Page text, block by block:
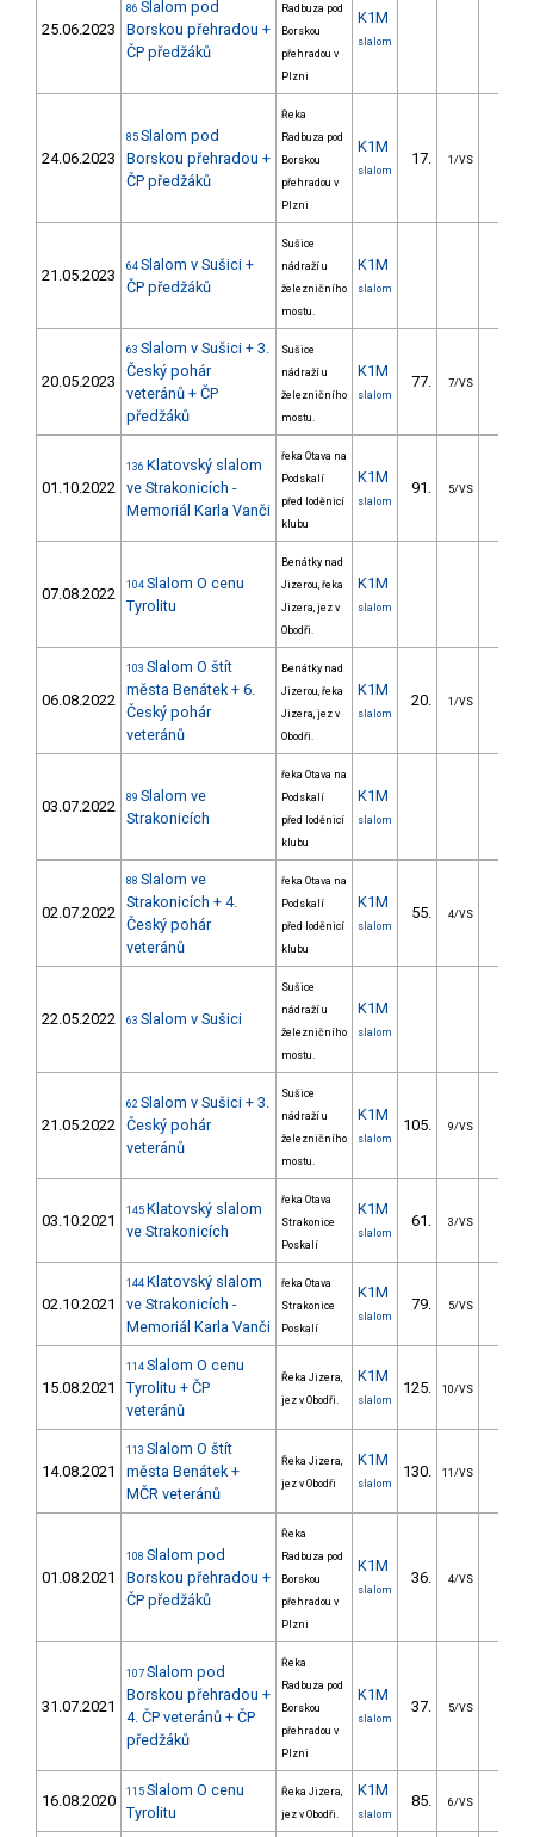
25.06.2023
86 Slalom pod
Borskou přehradou +
ČP předžáků
Radbuza pod
Borskou
přehradou v
Plzni
K1M
slalom
24.06.2023
85 Slalom pod
Borskou přehradou +
ČP předžáků
Řeka
Radbuza pod
Borskou
přehradou v
Plzni
K1M
slalom
17. 1/VS
21.05.2023 64 Slalom v Sušici +
ČP předžáků
Sušice
nádraží u
železničního
mostu.
K1M
slalom
20.05.2023
63 Slalom v Sušici + 3.
Český pohár
veteránů + ČP
předžáků
Sušice
nádraží u
železničního
mostu.
K1M
slalom
77. 7/VS
01.10.2022
136 Klatovský slalom
ve Strakonicích -
Memoriál Karla Vanči
řeka Otava na
Podskalí
před loděnicí
klubu
K1M
slalom
91. 5/VS
07.08.2022 104 Slalom O cenu
Tyrolitu
Benátky nad
Jizerou, řeka
Jizera, jez v
Obodři.
K1M
slalom
06.08.2022
103 Slalom O štít
města Benátek + 6.
Český pohár
veteránů
Benátky nad
Jizerou, řeka
Jizera, jez v
Obodři.
K1M
slalom
20. 1/VS
03.07.2022 89 Slalom ve
Strakonicích
řeka Otava na
Podskalí
před loděnicí
klubu
K1M
slalom
02.07.2022
88 Slalom ve
Strakonicích + 4.
Český pohár
veteránů
řeka Otava na
Podskalí
před loděnicí
klubu
K1M
slalom
55. 4/VS
22.05.2022 63 Slalom v Sušici
Sušice
nádraží u
železničního
mostu.
K1M
slalom
21.05.2022
62 Slalom v Sušici + 3.
Český pohár
veteránů
Sušice
nádraží u
železničního
mostu.
K1M
slalom
105. 9/VS
03.10.2021
145 Klatovský slalom
ve Strakonicích
řeka Otava
Strakonice
Poskalí
K1M
slalom
61. 3/VS
02.10.2021
144 Klatovský slalom
ve Strakonicích -
Memoriál Karla Vanči
řeka Otava
Strakonice
Poskalí
K1M
slalom
79. 5/VS
15.08.2021
114 Slalom O cenu
Tyrolitu + ČP
veteránů
Řeka Jizera,
jez v Obodři.
K1M
slalom
125. 10/VS
14.08.2021
113 Slalom O štít
města Benátek +
MČR veteránů
Řeka Jizera,
jez v Obodři
K1M
slalom
130. 11/VS
01.08.2021
108 Slalom pod
Borskou přehradou +
ČP předžáků
Řeka
Radbuza pod
Borskou
přehradou v
Plzni
K1M
slalom
36. 4/VS
31.07.2021
107 Slalom pod
Borskou přehradou +
4. ČP veteránů + ČP
předžáků
Řeka
Radbuza pod
Borskou
přehradou v
Plzni
K1M
slalom
37. 5/VS
16.08.2020 115 Slalom O cenu
Tyrolitu
Řeka Jizera,
jez v Obodři.
K1M
slalom
85. 6/VS